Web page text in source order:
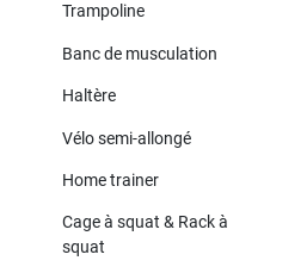
Trampoline
Banc de musculation
Haltère
Vélo semi-allongé
Home trainer
Cage à squat & Rack à
squat